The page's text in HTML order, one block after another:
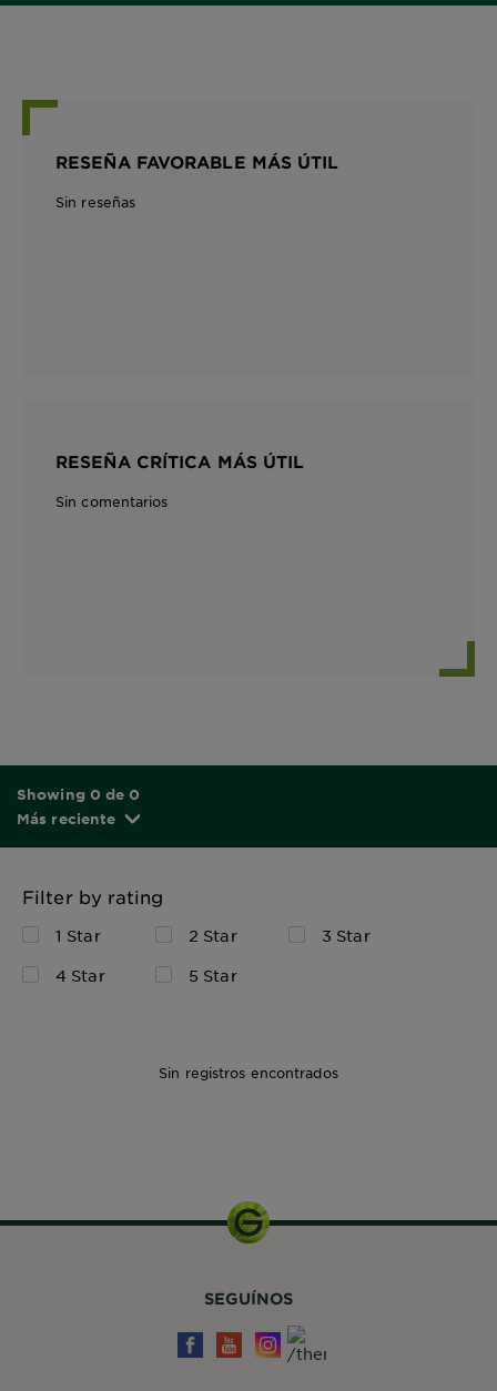
RESEÑA FAVORABLE MÁS ÚTIL
Sin reseñas
RESEÑA CRÍTICA MÁS ÚTIL
Sin comentarios
Showing 0 de 0
Más reciente
Filter by rating
1 Star 2 Star
3 Star
4 Star
5 Star
Sin registros encontrados
SEGUÍNOS